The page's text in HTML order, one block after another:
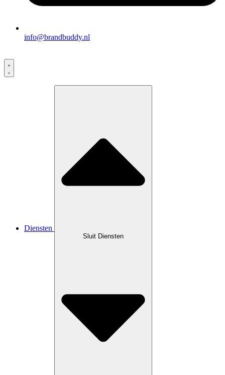
info@brandbuddy.nl
Diensten
Sluit Diensten